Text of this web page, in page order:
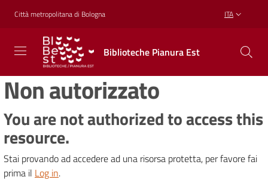
Vai al contenuto
Vai alla navigazione
Vai al footer
Città metropolitana di Bologna ITA
Biblioteche Pianura Est
Biblioteche
Pianura
Est
CONOSCERE,
CREARE,
Biblioteche
Non autorizzato
You are not authorized to access this
resource.
Stai provando ad accedere ad una risorsa protetta, per favore fai
prima il Log in.